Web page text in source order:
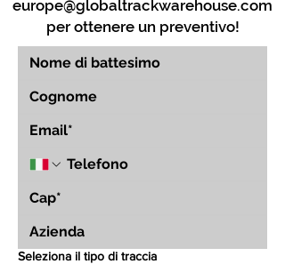
europe@globaltrackwarehouse.com
per ottenere un preventivo!
Seleziona il tipo di traccia